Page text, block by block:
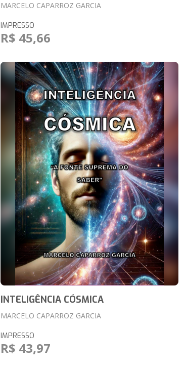
MARCELO CAPARROZ GARCIA
IMPRESSO
R$ 45,66
INTELIGÊNCIA CÓSMICA
MARCELO CAPARROZ GARCIA
IMPRESSO
R$ 43,97